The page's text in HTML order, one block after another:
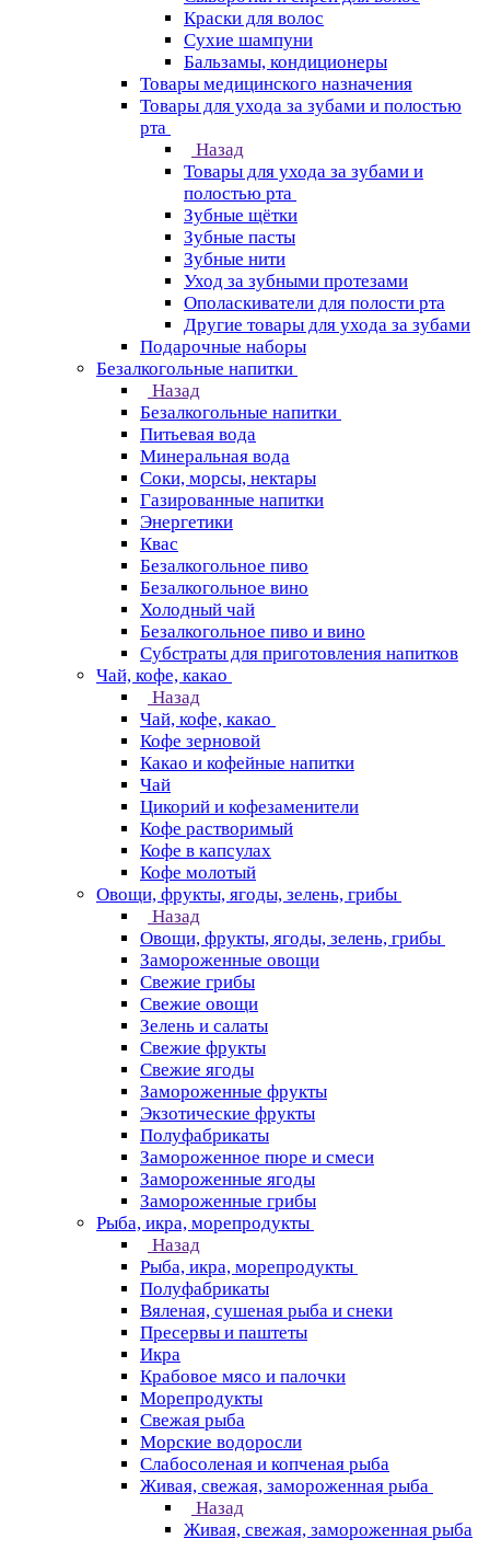
Краски для волос
Сухие шампуни
Бальзамы, кондиционеры
Товары медицинского назначения
Товары для ухода за зубами и полостью
рта
Назад
Товары для ухода за зубами и
полостью рта
Зубные щётки
Зубные пасты
Зубные нити
Уход за зубными протезами
Ополаскиватели для полости рта
Другие товары для ухода за зубами
Подарочные наборы
Безалкогольные напитки
Назад
Безалкогольные напитки
Питьевая вода
Минеральная вода
Соки, морсы, нектары
Газированные напитки
Энергетики
Квас
Безалкогольное пиво
Безалкогольное вино
Холодный чай
Безалкогольное пиво и вино
Субстраты для приготовления напитков
Чай, кофе, какао
Назад
Чай, кофе, какао
Кофе зерновой
Какао и кофейные напитки
Чай
Цикорий и кофезаменители
Кофе растворимый
Кофе в капсулах
Кофе молотый
Овощи, фрукты, ягоды, зелень, грибы
Назад
Овощи, фрукты, ягоды, зелень, грибы
Замороженные овощи
Свежие грибы
Свежие овощи
Зелень и салаты
Свежие фрукты
Свежие ягоды
Замороженные фрукты
Экзотические фрукты
Полуфабрикаты
Замороженное пюре и смеси
Замороженные ягоды
Замороженные грибы
Рыба, икра, морепродукты
Назад
Рыба, икра, морепродукты
Полуфабрикаты
Вяленая, сушеная рыба и снеки
Пресервы и паштеты
Икра
Крабовое мясо и палочки
Морепродукты
Свежая рыба
Морские водоросли
Слабосоленая и копченая рыба
Живая, свежая, замороженная рыба
Назад
Живая, свежая, замороженная рыба